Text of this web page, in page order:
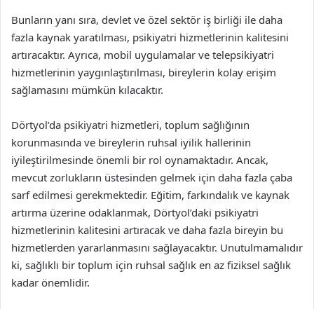
Bunların yanı sıra, devlet ve özel sektör iş birliği ile daha
fazla kaynak yaratılması, psikiyatri hizmetlerinin kalitesini
artıracaktır. Ayrıca, mobil uygulamalar ve telepsikiyatri
hizmetlerinin yaygınlaştırılması, bireylerin kolay erişim
sağlamasını mümkün kılacaktır.
Dörtyol’da psikiyatri hizmetleri, toplum sağlığının
korunmasında ve bireylerin ruhsal iyilik hallerinin
iyileştirilmesinde önemli bir rol oynamaktadır. Ancak,
mevcut zorlukların üstesinden gelmek için daha fazla çaba
sarf edilmesi gerekmektedir. Eğitim, farkındalık ve kaynak
artırma üzerine odaklanmak, Dörtyol’daki psikiyatri
hizmetlerinin kalitesini artıracak ve daha fazla bireyin bu
hizmetlerden yararlanmasını sağlayacaktır. Unutulmamalıdır
ki, sağlıklı bir toplum için ruhsal sağlık en az fiziksel sağlık
kadar önemlidir.